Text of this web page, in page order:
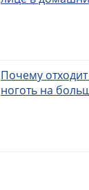
Почему
ноготь на